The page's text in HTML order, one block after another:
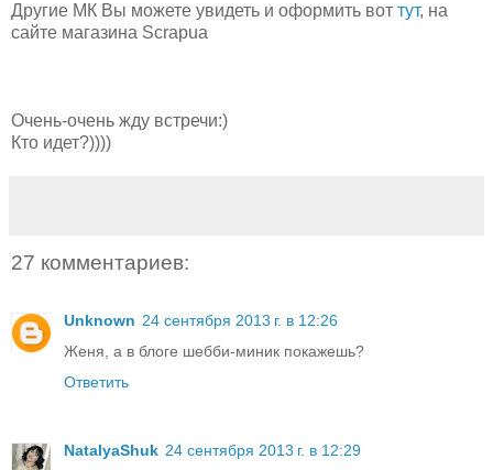
Другие МК Вы можете увидеть и оформить вот тут, на
сaйте магазина Scrapua
Очень-очень жду встречи:)
Кто идет?))))
27 комментариев:
Unknown 24 сентября 2013 г. в 12:26
Женя, а в блоге шебби-миник покажешь?
Ответить
NatalyaShuk 24 сентября 2013 г. в 12:29